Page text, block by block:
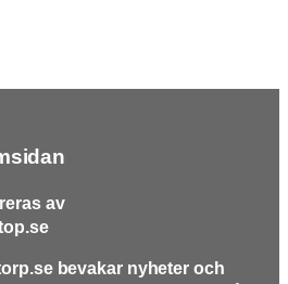
av
bevakar nyheter och